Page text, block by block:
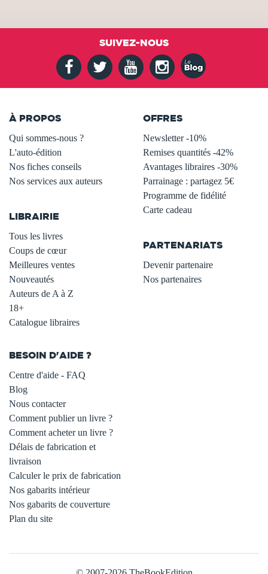
SUIVEZ-NOUS
À PROPOS
Qui sommes-nous ?
L'auto-édition
Nos fiches conseils
Nos services aux auteurs
LIBRAIRIE
Tous les livres
Coups de cœur
Meilleures ventes
Nouveautés
Auteurs de A à Z
18+
Catalogue libraires
OFFRES
Newsletter -10%
Remises quantités -42%
Avantages libraires -30%
Parrainage : partagez 5€
Programme de fidélité
Carte cadeau
PARTENARIATS
Devenir partenaire
Nos partenaires
BESOIN D'AIDE ?
Centre d'aide - FAQ
Blog
Nous contacter
Comment publier un livre ?
Comment acheter un livre ?
Délais de fabrication et
livraison
Calculer le prix de fabrication
Nos gabarits intérieur
Nos gabarits de couverture
Plan du site